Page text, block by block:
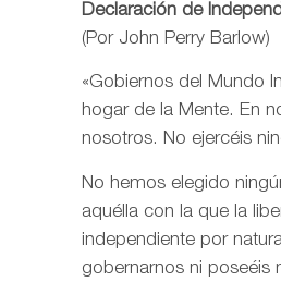
Declaración de
(Por John Perry Barlow)
«Gobiernos del Mundo
hogar de la Mente. En
nosotros. No ejercéis
No hemos elegido
aquélla con la que la
independiente por
gobernarnos ni poseéis